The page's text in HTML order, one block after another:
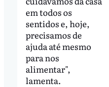
em todos os
sentidos e, hoje,
precisamos de
ajuda até mesmo
para nos
alimentar",
lamenta.